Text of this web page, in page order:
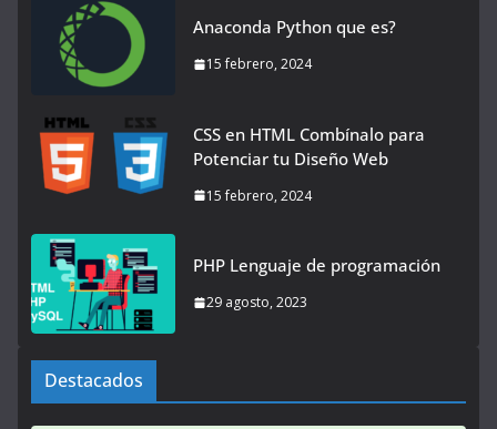
Anaconda Python que es?
15 febrero, 2024
CSS en HTML Combínalo para
Potenciar tu Diseño Web
15 febrero, 2024
PHP Lenguaje de programación
29 agosto, 2023
Destacados